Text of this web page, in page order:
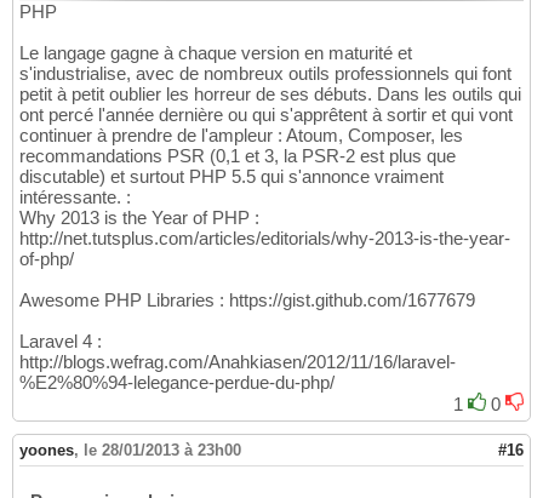
PHP
Le langage gagne à chaque version en maturité et
s'industrialise, avec de nombreux outils professionnels qui font
petit à petit oublier les horreur de ses débuts. Dans les outils qui
ont percé l'année dernière ou qui s'apprêtent à sortir et qui vont
continuer à prendre de l'ampleur : Atoum, Composer, les
recommandations PSR (0,1 et 3, la PSR-2 est plus que
discutable) et surtout PHP 5.5 qui s'annonce vraiment
intéressante. :
Why 2013 is the Year of PHP :
http://net.tutsplus.com/articles/editorials/why-2013-is-the-year-
of-php/
Awesome PHP Libraries : https://gist.github.com/1677679
Laravel 4 :
http://blogs.wefrag.com/Anahkiasen/2012/11/16/laravel-
%E2%80%94-lelegance-perdue-du-php/
1
0
yoones, le 28/01/2013 à 23h00 #16